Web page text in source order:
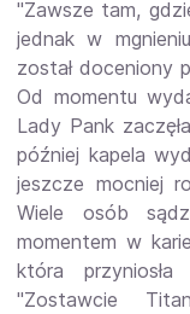
"Zawsze tam,
jednak w
został doceniony
Od momentu
Lady Pank
później kapela
jeszcze mocniej
Wiele osób
momentem w
która
"Zostawcie